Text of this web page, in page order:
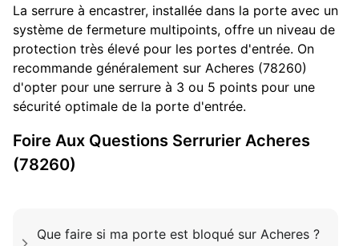
La serrure à encastrer, installée dans la porte avec un
système de fermeture multipoints, offre un niveau de
protection très élevé pour les portes d'entrée. On
recommande généralement sur Acheres (78260)
d'opter pour une serrure à 3 ou 5 points pour une
sécurité optimale de la porte d'entrée.
Foire Aux Questions Serrurier Acheres
(78260)
Que faire si ma porte est bloqué sur Acheres ?